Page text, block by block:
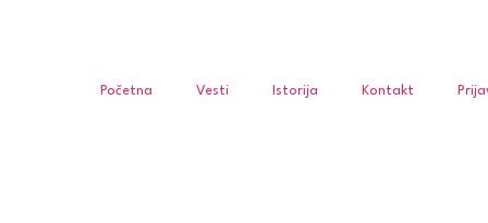
Početna Vesti Istorija Kontakt